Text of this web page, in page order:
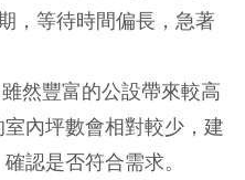
，等待時間偏長，急著
雖然豐富的公設帶來較高
內坪數會相對較少，建
認是否符合需求。